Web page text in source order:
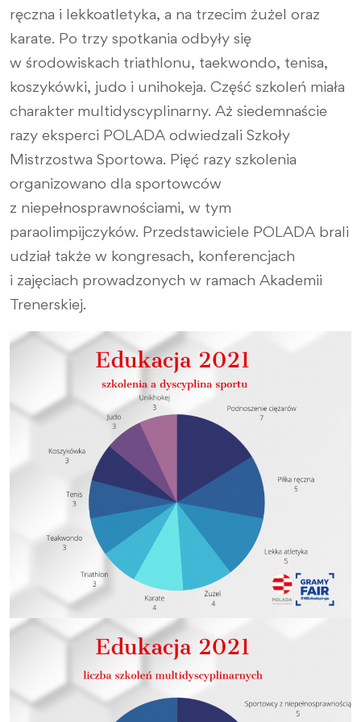
ręczna i lekkoatletyka, a na trzecim żużel oraz
karate. Po trzy spotkania odbyły się
w środowiskach triathlonu, taekwondo, tenisa,
koszykówki, judo i unihokeja. Część szkoleń miała
charakter multidyscyplinarny. Aż siedemnaście
razy eksperci POLADA odwiedzali Szkoły
Mistrzostwa Sportowa. Pięć razy szkolenia
organizowano dla sportowców
z niepełnosprawnościami, w tym
paraolimpijczyków. Przedstawiciele POLADA brali
udział także w kongresach, konferencjach
i zajęciach prowadzonych w ramach Akademii
Trenerskiej.